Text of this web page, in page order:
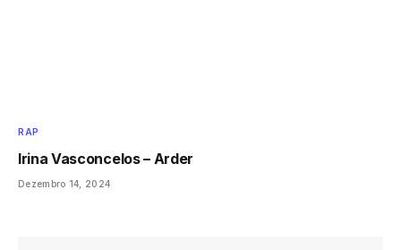
RAP
Irina Vasconcelos – Arder
Dezembro 14, 2024